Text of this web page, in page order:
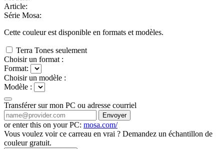
Article:
Série Mosa:
Cette couleur est disponible en formats et modèles.
Terra Tones seulement
Choisir un format :
Format:
Choisir un modèle :
Modèle :
Transférer sur mon PC ou adresse courriel
Envoyer
or enter this on your PC: mosa.com/
Vous voulez voir ce carreau en vrai ? Demandez un échantillon de
couleur gratuit.